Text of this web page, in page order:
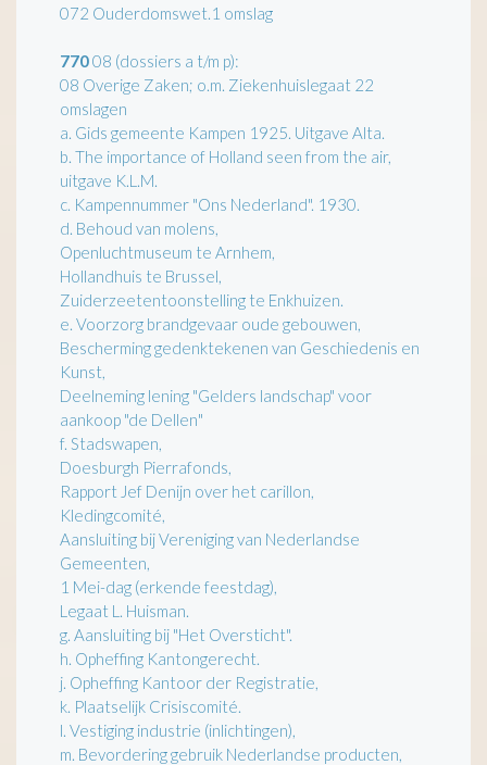
072 Ouderdomswet.1 omslag
77008 (dossiers a t/m p):
08 Overige Zaken; o.m. Ziekenhuislegaat 22
omslagen
a. Gids gemeente Kampen 1925. Uitgave Alta.
b. The importance of Holland seen from the air,
uitgave K.L.M.
c. Kampennummer "Ons Nederland". 1930.
d. Behoud van molens,
Openluchtmuseum te Arnhem,
Hollandhuis te Brussel,
Zuiderzeetentoonstelling te Enkhuizen.
e. Voorzorg brandgevaar oude gebouwen,
Bescherming gedenktekenen van Geschiedenis en
Kunst,
Deelneming lening "Gelders landschap" voor
aankoop "de Dellen"
f. Stadswapen,
Doesburgh Pierrafonds,
Rapport Jef Denijn over het carillon,
Kledingcomité,
Aansluiting bij Vereniging van Nederlandse
Gemeenten,
1 Mei-dag (erkende feestdag),
Legaat L. Huisman.
g. Aansluiting bij "Het Oversticht".
h. Opheffing Kantongerecht.
j. Opheffing Kantoor der Registratie,
k. Plaatselijk Crisiscomité.
l. Vestiging industrie (inlichtingen),
m. Bevordering gebruik Nederlandse producten,